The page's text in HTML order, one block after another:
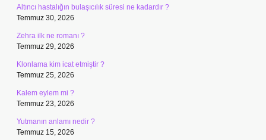
Altıncı hastalığın bulaşıcılık süresi ne kadardır ?
Temmuz 30, 2026
Zehra ilk ne romanı ?
Temmuz 29, 2026
Klonlama kim icat etmiştir ?
Temmuz 25, 2026
Kalem eylem mi ?
Temmuz 23, 2026
Yutmanın anlamı nedir ?
Temmuz 15, 2026